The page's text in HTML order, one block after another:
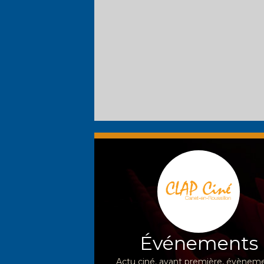
Événements
Actu ciné, avant première,